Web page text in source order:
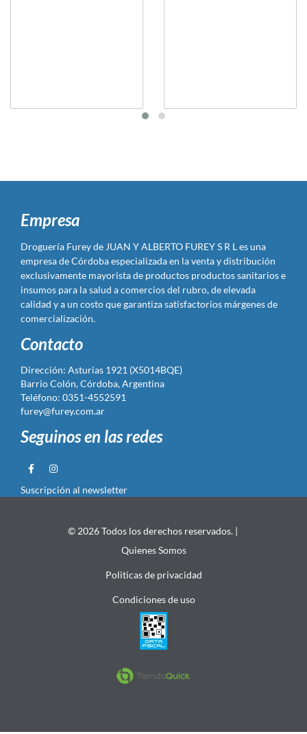
Empresa
Droguería Furey de JUAN Y ALBERTO FUREY S R L es una
empresa de Córdoba especializada en la venta y distribución
exclusivamente mayorista de productos productos sanitarios e
insumos para la salud a comercios del rubro, de elevada
calidad y a un costo que garantiza satisfactorios márgenes de
comercialización.
Contacto
Dirección: Asturias 1921 (X5014BQE)
Barrio Colón, Córdoba, Argentina
Teléfono: 0351-4552591
furey@furey.com.ar
Seguinos en las redes
Suscripción al newsletter
© 2026 Todos los derechos reservados. |
Quienes Somos
Politicas de privacidad
Condiciones de uso